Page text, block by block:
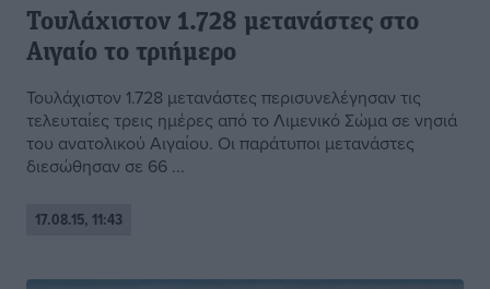
Τουλάχιστον 1.728 μετανάστες στο
Αιγαίο το τριήμερο
Τουλάχιστον 1.728 μετανάστες περισυνελέγησαν τις
τελευταίες τρεις ημέρες από το Λιμενικό Σώμα σε νησιά
του ανατολικού Αιγαίου. Οι παράτυποι μετανάστες
διεσώθησαν σε 66 ...
17.08.15, 11:43